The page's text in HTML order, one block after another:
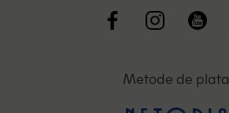
Metode de plata